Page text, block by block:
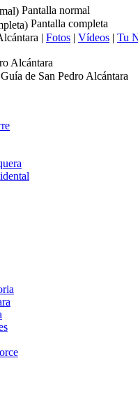
Pantalla normal
Pantalla completa
| Fotos | Vídeos | Tu
Alcántara
Guía de San Pedro Alcántara